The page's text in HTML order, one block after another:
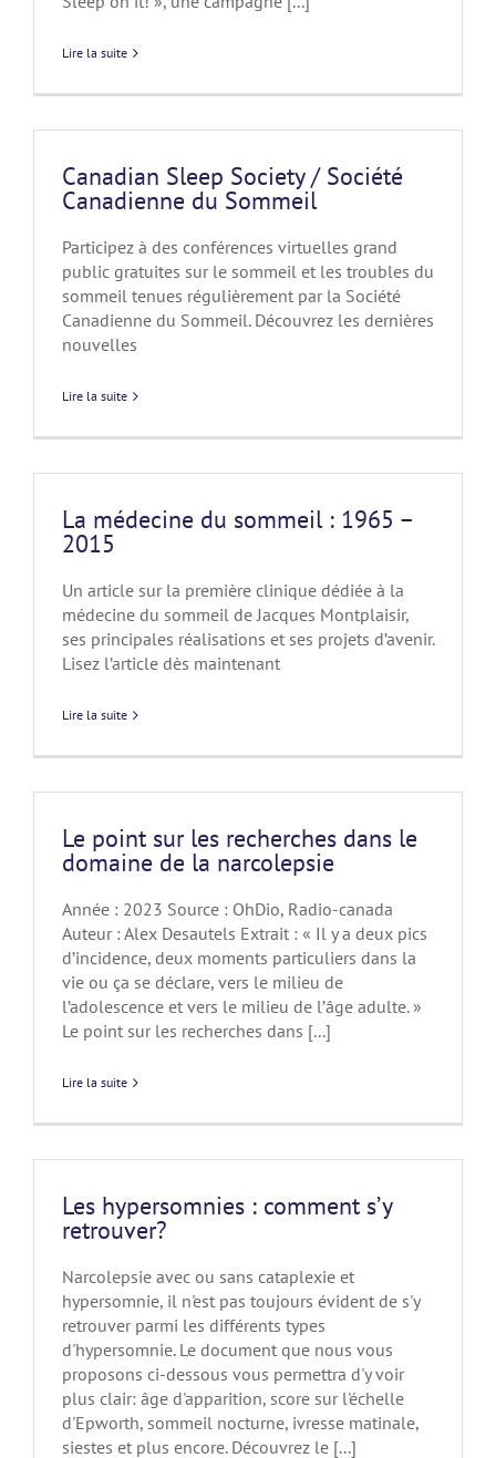
Lire la suite
Canadian Sleep Society / Société
Canadienne du Sommeil
Participez à des conférences virtuelles grand
public gratuites sur le sommeil et les troubles du
sommeil tenues régulièrement par la Société
Canadienne du Sommeil. Découvrez les dernières
nouvelles
Lire la suite
La médecine du sommeil : 1965 –
2015
Un article sur la première clinique dédiée à la
médecine du sommeil de Jacques Montplaisir,
ses principales réalisations et ses projets d’avenir.
Lisez l’article dès maintenant
Lire la suite
Le point sur les recherches dans le
domaine de la narcolepsie
Année : 2023 Source : OhDio, Radio-canada
Auteur : Alex Desautels Extrait : « Il y a deux pics
d’incidence, deux moments particuliers dans la
vie ou ça se déclare, vers le milieu de
l’adolescence et vers le milieu de l’âge adulte. »
Le point sur les recherches dans [...]
Lire la suite
Les hypersomnies : comment s’y
retrouver?
Narcolepsie avec ou sans cataplexie et
hypersomnie, il n'est pas toujours évident de s'y
retrouver parmi les différents types
d'hypersomnie. Le document que nous vous
proposons ci-dessous vous permettra d'y voir
plus clair: âge d'apparition, score sur l'échelle
d'Epworth, sommeil nocturne, ivresse matinale,
siestes et plus encore. Découvrez le [...]